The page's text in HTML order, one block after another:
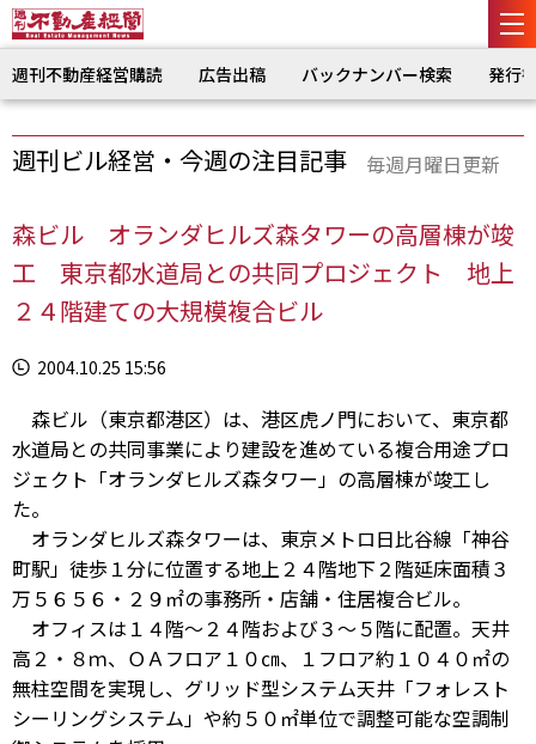
週刊不動産経営購読 広告出稿 バックナンバー検索 発行
週刊ビル経営・今週の注目記事 毎週月曜日更新
森ビル オランダヒルズ森タワーの高層棟が竣
工 東京都水道局との共同プロジェクト 地上
２４階建ての大規模複合ビル
2004.10.25 15:56
森ビル（東京都港区）は、港区虎ノ門において、東京都
水道局との共同事業により建設を進めている複合用途プロ
ジェクト「オランダヒルズ森タワー」の高層棟が竣工し
た。
オランダヒルズ森タワーは、東京メトロ日比谷線「神谷
町駅」徒歩１分に位置する地上２４階地下２階延床面積３
万５６５６・２９㎡の事務所・店舗・住居複合ビル。
オフィスは１４階〜２４階および３〜５階に配置。天井
高２・８ｍ、ＯＡフロア１０㎝、１フロア約１０４０㎡の
無柱空間を実現し、グリッド型システム天井「フォレスト
シーリングシステム」や約５０㎡単位で調整可能な空調制